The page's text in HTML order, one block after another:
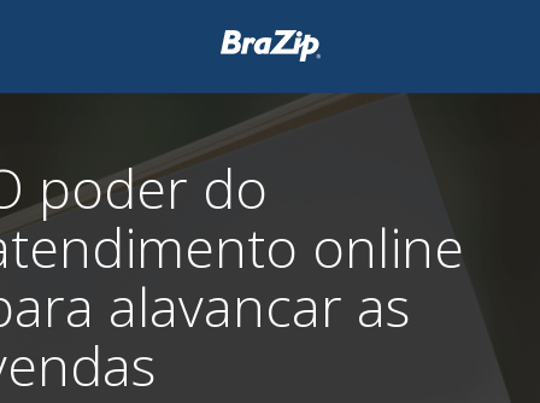
poder do
online
alavancar as